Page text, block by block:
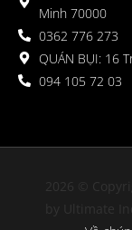
Minh 70000
0362 776 273
QUÁN BỤI: 16
094 105 72 03
2026 ©
by Ultimate